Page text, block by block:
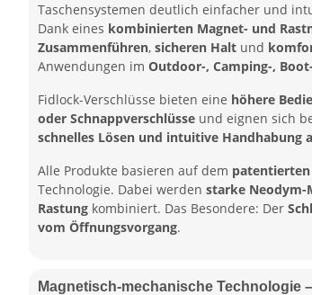
Taschensystemen deutlich einfacher und
Dank eines kombinierten Magnet- und
Zusammenführen, sicheren Halt und
Anwendungen im Outdoor-, Camping-,
Fidlock-Verschlüsse bieten eine höhere
oder Schnappverschlüsse und eignen sich
schnelles Lösen und intuitive Handhabung
Alle Produkte basieren auf dem
Technologie. Dabei werden starke Neodym-
Rastung kombiniert. Das Besondere: Der
vom Öffnungsvorgang.
Magnetisch-mechanische Technologie